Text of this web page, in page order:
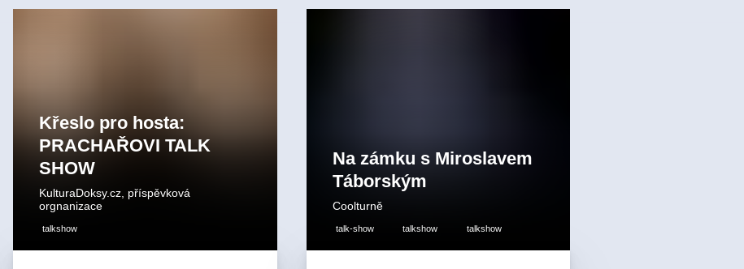
Křeslo pro hosta:
PRACHAŘOVI TALK
SHOW
KulturaDoksy.cz, příspěvková
orgnanizace
talkshow
Na zámku s Miroslavem
Táborským
Coolturně
talk-show talkshow talkshow